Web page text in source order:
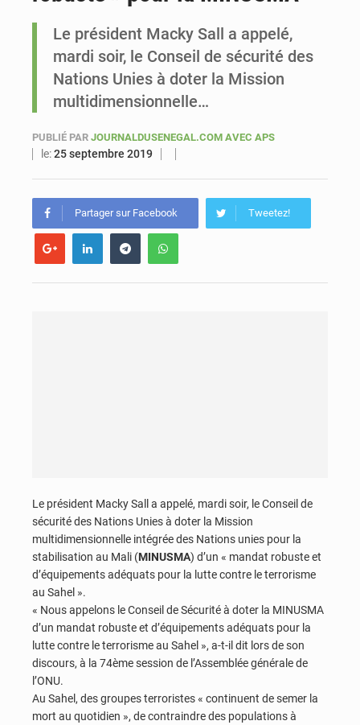
Sénégal : Ousmane Diagne prêtera serment le 11 août comme président du Conseil constitutionnel
Le président Macky Sall a appelé,
mardi soir, le Conseil de sécurité des
Nations Unies à doter la Mission
multidimensionnelle…
PUBLIÉ PAR JOURNALDUSENEGAL.COM AVEC APS
le:25 septembre 2019
Partager sur Facebook Tweetez!
Le président Macky Sall a appelé, mardi soir, le Conseil de
sécurité des Nations Unies à doter la Mission
multidimensionnelle intégrée des Nations unies pour la
stabilisation au Mali (MINUSMA) d’un « mandat robuste et
d’équipements adéquats pour la lutte contre le terrorisme
au Sahel ».
« Nous appelons le Conseil de Sécurité à doter la MINUSMA
d’un mandat robuste et d’équipements adéquats pour la
lutte contre le terrorisme au Sahel », a-t-il dit lors de son
discours, à la 74ème session de l’Assemblée générale de
l’ONU.
Au Sahel, des groupes terroristes « continuent de semer la
mort au quotidien », de contraindre des populations à